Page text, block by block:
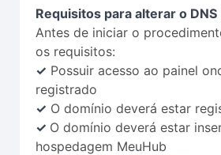
Requisitos para alterar o DNS
Antes de iniciar o
os requisitos:
✓ Possuir acesso ao painel
registrado
✓ O domínio deverá estar
✓ O domínio deverá estar
hospedagem MeuHub